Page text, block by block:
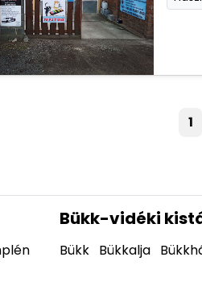
1
Bükk-vidéki
Bükk Bükkalja